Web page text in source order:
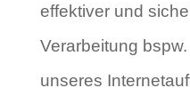
effektiver und
Verarbeitung
unseres